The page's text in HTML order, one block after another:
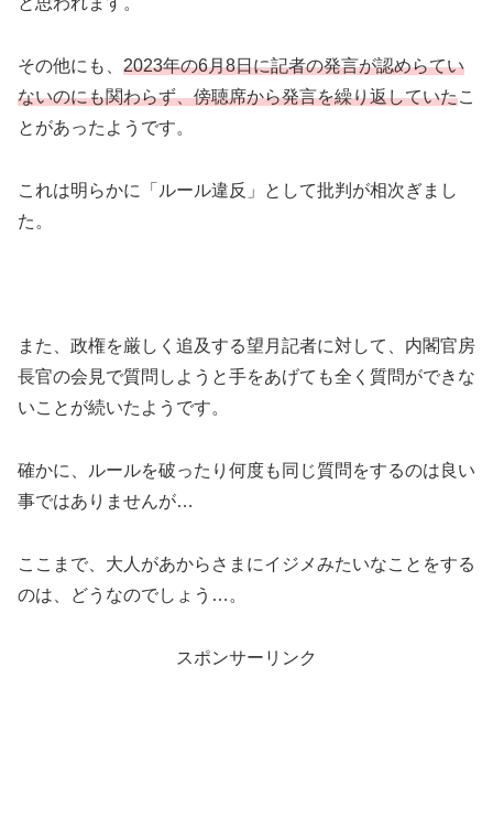
その他にも、 2023年の6月8日に記者の発言が認めらてい
ないのにも関わらず、傍聴席から発言を繰り返していたこ
とがあったようです。
これは明らかに「ルール違反」として批判が相次ぎまし
た。
また、政権を厳しく追及する望月記者に対して、内閣官房
長官の会見で質問しようと手をあげても全く質問ができな
いことが続いたようです。
確かに、ルールを破ったり何度も同じ質問をするのは良い
事ではありませんが…
ここまで、大人があからさまにイジメみたいなことをする
のは、どうなのでしょう…。
スポンサーリンク